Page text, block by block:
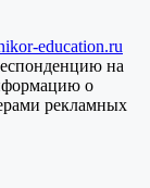
education.ru
на
о
рекламных